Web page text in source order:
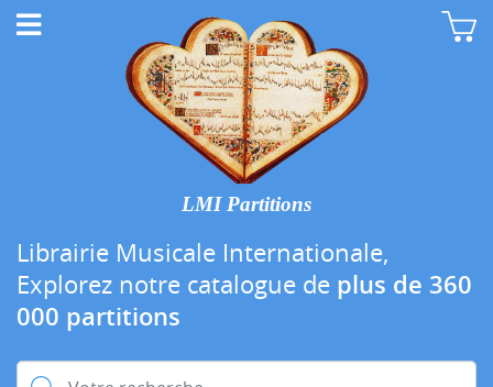
LMI Partitions
Librairie Musicale Internationale,
Explorez notre catalogue de plus de 360
000 partitions
Rechercher :